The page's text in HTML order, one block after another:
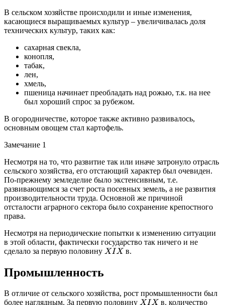
В сельском хозяйстве происходили и иные изменения,
касающиеся выращиваемых культур – увеличивалась доля
технических культур, таких как:
сахарная свекла,
конопля,
табак,
лен,
хмель,
пшеница начинает преобладать над рожью, т.к. на нее
был хороший спрос за рубежом.
В огородничестве, которое также активно развивалось,
основным овощем стал картофель.
Замечание 1
Несмотря на то, что развитие так или иначе затронуло отрасль
сельского хозяйства, его отстающий характер был очевиден.
По-прежнему земледелие было экстенсивным, т.е.
развивающимся за счет роста посевных земель, а не развития
производительности труда. Основной же причиной
отсталости аграрного сектора было сохранение крепостного
права.
Несмотря на периодические попытки к изменению ситуации
в этой области, фактически государство так ничего и не
сделало за первую половину XIX в.
Промышленность
В отличие от сельского хозяйства, рост промышленности был
более наглядным. За первую половину XIX в. количество